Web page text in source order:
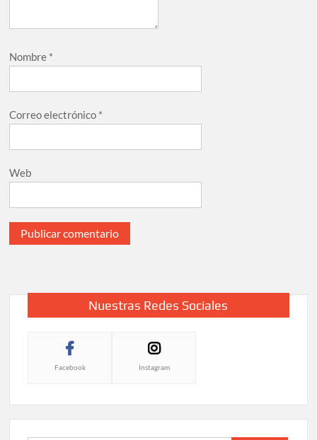
Nombre *
Correo electrónico *
Web
Nuestras Redes Sociales
Facebook Instagram